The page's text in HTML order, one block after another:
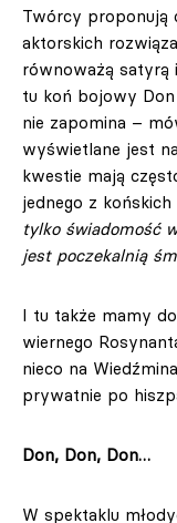
Twórcy proponują
aktorskich
równoważą satyrą
tu koń bojowy
nie zapomina –
wyświetlane jest
kwestie mają
jednego z końskich
tylko świadomość
jest poczekalnią
I tu także mamy
wiernego
nieco na
prywatnie po
Don, Don, Don…
W spektaklu